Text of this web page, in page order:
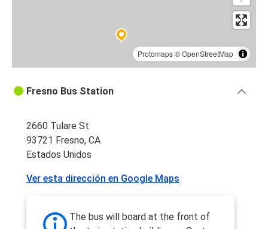
Protomaps©OpenStreetMap
Fresno Bus Station
2660 Tulare St
93721 Fresno, CA
Estados Unidos
Ver esta dirección en Google Maps
The bus will board at the front of